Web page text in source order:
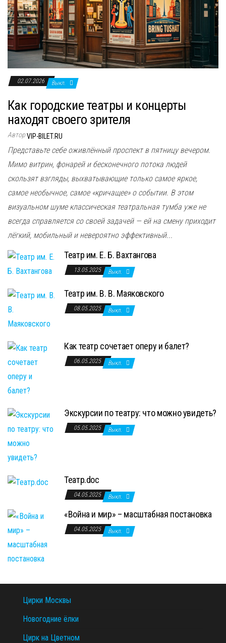
02.07.2026 Выкл.
Как городские театры и концерты
находят своего зрителя
АвторVIP-BILET.RU
Представьте себе оживлённый проспект в пятницу вечером.
Мимо витрин, фонарей и бесконечного потока людей
скользят взгляды, выхватывающие только самое яркое,
самое необычное, самое «кричащее» о событии. В этом
визуальном шуме классическая театральная тумба уже не
всегда справляется со своей задачей — ей на смену приходит
лёгкий, мобильный и невероятно эффективный...
Театр им. Е. Б. Вахтангова
13.05.2025 Выкл.
Театр им. В. В. Маяковского
08.05.2025 Выкл.
Как театр сочетает оперу и балет?
06.05.2025 Выкл.
Экскурсии по театру: что можно увидеть?
05.05.2025 Выкл.
Театр.doc
04.05.2025 Выкл.
«Война и мир» – масштабная постановка
04.05.2025 Выкл.
Цирки Москвы
Новогодние ёлки
Цирк на Цветном